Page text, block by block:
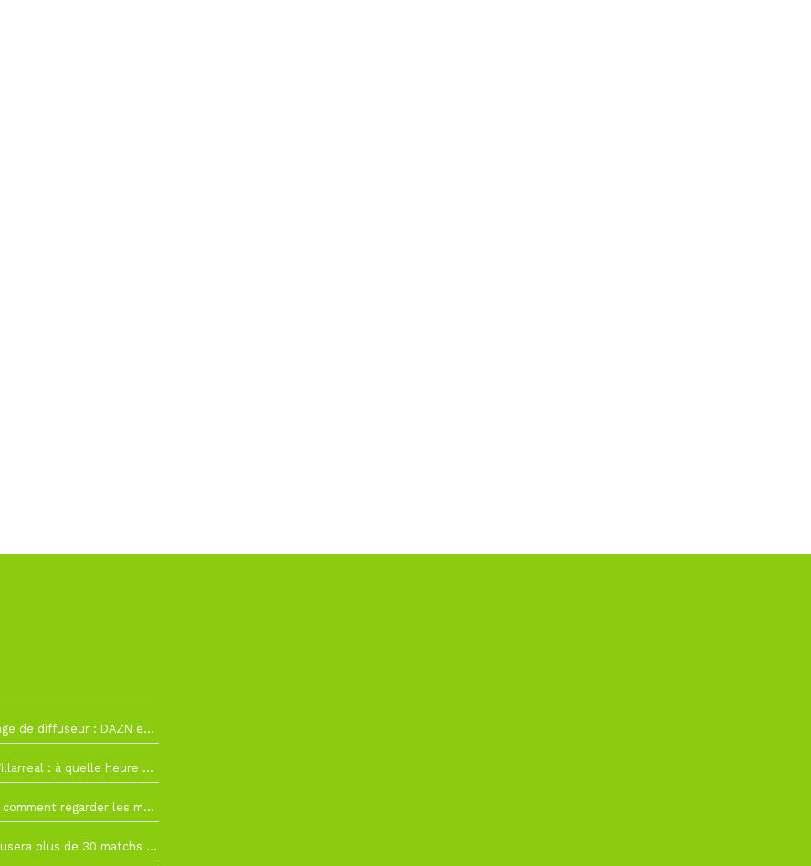
La Liga change de diffuseur : DAZN et Disney+ remplacent beIN Sports !
RC Lens – Villarreal : à quelle heure et sur quelle chaîne voir la finale de la Como Cup ?
Como Cup : comment regarder les matchs du RC Lens en direct ?
Ligue 1+ diffusera plus de 30 matchs amicaux avant la reprise de la Ligue 1